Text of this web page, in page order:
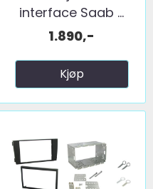
interface Saab ...
1.890,-
Kjøp